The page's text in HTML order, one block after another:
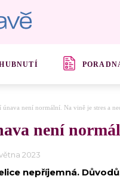
únava není normální. Na vině je stres a
není
2023
nepříjemná.